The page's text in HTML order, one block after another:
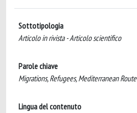
Sottotipologia
Articolo in rivista - Articolo scientifico
Parole chiave
Migrations, Refugees, Mediterranean Route
Lingua del contenuto